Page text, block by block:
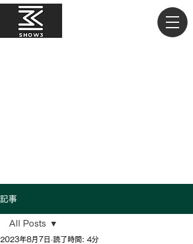
記事
All Posts
2023年8月7日 読了時間: 4分